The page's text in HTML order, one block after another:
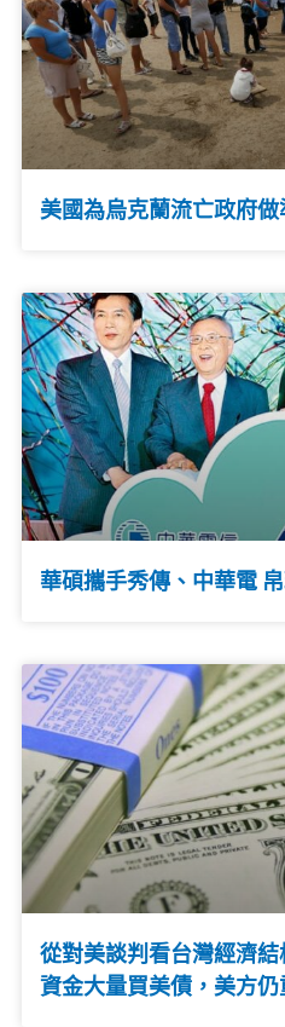
美國為烏克蘭流亡政府做
華碩攜手秀傳、中華電
從對美談判看台灣經濟
資金大量買美債，美方